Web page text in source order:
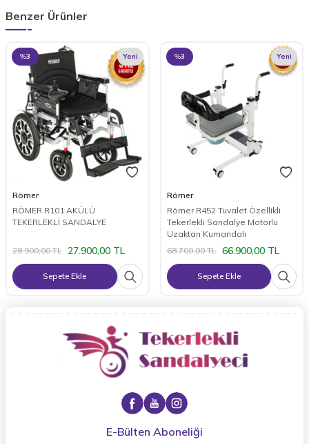
Benzer Ürünler
%3 Yeni
Römer
RÖMER R101 AKÜLÜ
TEKERLEKLİ SANDALYE
28.900,00TL 27.900,00 TL
Sepete Ekle
%3 Yeni
Römer
Römer R452 Tuvalet Özellikli
Tekerlekli Sandalye Motorlu
Uzaktan Kumandalı
68.700,00TL 66.900,00TL
Sepete Ekle
E-Bülten Aboneliği